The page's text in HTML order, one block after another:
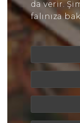
da verir.
falınıza